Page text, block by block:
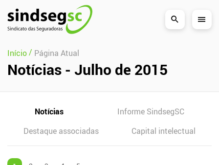
Pular Navegação (s)
Início/ Página Atual
Notícias - Julho de 2015
Notícias
Informe SindsegSC
Destaque associadas
Capital intelectual